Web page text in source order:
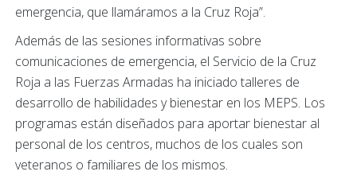
emergencia, que llamáramos a la Cruz Roja”.
Además de las sesiones informativas sobre
comunicaciones de emergencia, el Servicio de la Cruz
Roja a las Fuerzas Armadas ha iniciado talleres de
desarrollo de habilidades y bienestar en los MEPS. Los
programas están diseñados para aportar bienestar al
personal de los centros, muchos de los cuales son
veteranos o familiares de los mismos.